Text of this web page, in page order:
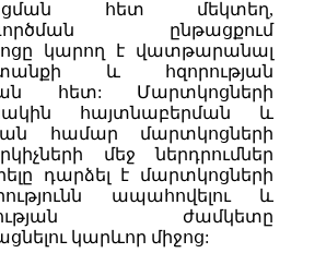
հետ մեկտեղ,
ընթացքում
կարող է վատթարանալ
և հզորության
հետ: Մարտկոցների
հայտնաբերման և
համար մարտկոցների
մեջ ներդրումներ
դարձել է մարտկոցների
ապահովելու և
ժամկետը
կարևոր միջոց: